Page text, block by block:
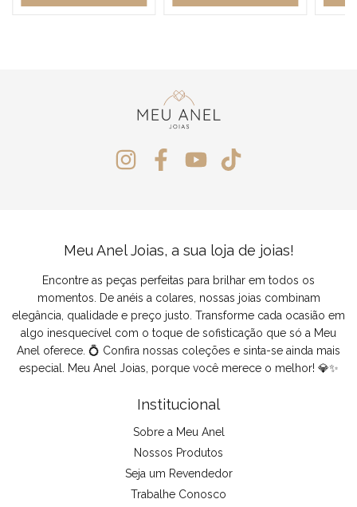
Meu Anel Joias, a sua loja de joias!
Encontre as peças perfeitas para brilhar em todos os
momentos. De anéis a colares, nossas joias combinam
elegância, qualidade e preço justo. Transforme cada ocasião em
algo inesquecível com o toque de sofisticação que só a Meu
Anel oferece. 💍 Confira nossas coleções e sinta-se ainda mais
especial. Meu Anel Joias, porque você merece o melhor! 💎✨
Institucional
Sobre a Meu Anel
Nossos Produtos
Seja um Revendedor
Trabalhe Conosco